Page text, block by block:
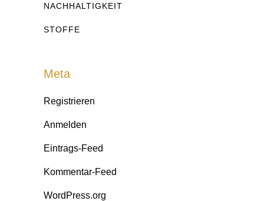
NACHHALTIGKEIT
STOFFE
Meta
Registrieren
Anmelden
Eintrags-Feed
Kommentar-Feed
WordPress.org